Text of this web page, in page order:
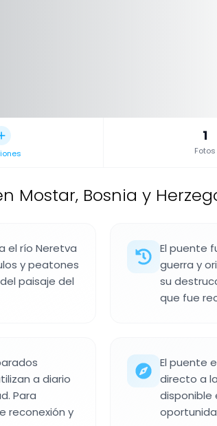
1
Fotos
Mostar, Bosnia y
el río Neretva
y peatones
paisaje del
El puente
guerra y
su
que fue
a diario
Para
reconexión y
El puente
directo a
disponible